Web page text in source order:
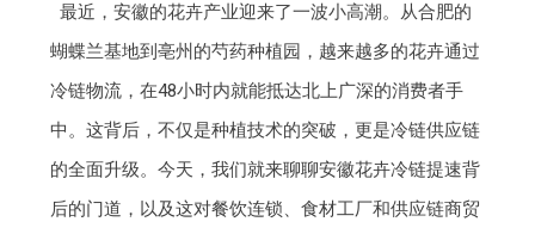
最近，安徽的花卉产业迎来了一波小高潮。从合肥的
蝴蝶兰基地到亳州的芍药种植园，越来越多的花卉通过
冷链物流，在48小时内就能抵达北上广深的消费者手
中。这背后，不仅是种植技术的突破，更是冷链供应链
的全面升级。今天，我们就来聊聊安徽花卉冷链提速背
后的门道，以及这对餐饮连锁、食材工厂和供应链商贸